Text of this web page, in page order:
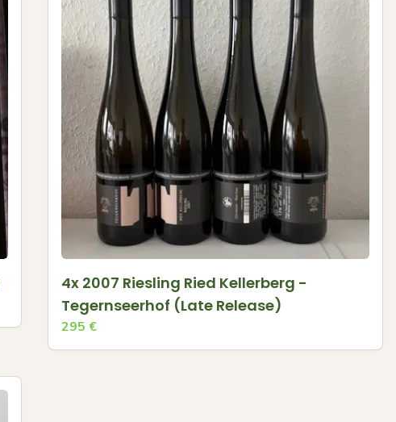
4x 2007 Riesling Ried Kellerberg -
Tegernseerhof (Late Release)
295 €